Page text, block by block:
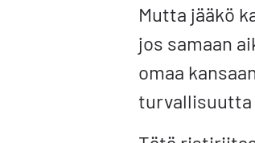
Mutta jääkö
jos samaan
omaa
turvallisuutta